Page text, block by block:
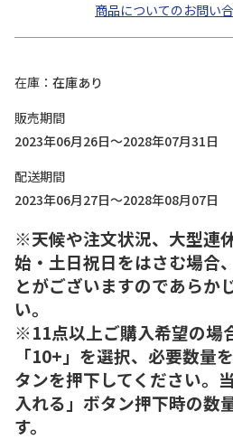
商品についてのお問い
在庫
在庫あり
販売期間
2023年06月26日～2028年07月31日
配送期間
2023年06月27日～2028年08月07日
※天候や注文状況、大型連
始・土日祝日をはさむ場合
とがございますのであらか
い。
※11点以上ご購入希望の場
「10+」を選択、必要数量
タンを押下してください。
入れる」ボタン押下時の数
す。